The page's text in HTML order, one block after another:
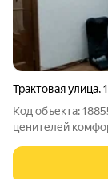
Трактовая улица,
Код объекта:
ценителей
Квартира
панельного дома,